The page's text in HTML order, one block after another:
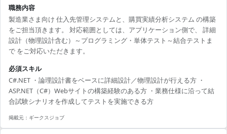
職務内容
製造業さま向け 仕入先管理システムと、購買実績分析システム の構築
をご担当頂きます。 対応範囲としては、アプリケーション側で、 詳細
設計（物理設計含む）～プログラミング・単体テスト～結合テストま
で をご対応いただきます。
必須スキル
C#.NET ・論理設計書をベースに詳細設計／物理設計が行える方 ・
ASP.NET（C#）Webサイトの構築経験のある方 ・業務仕様に沿って結
合試験シナリオを作成してテストを実施できる方
掲載元： ギークスジョブ